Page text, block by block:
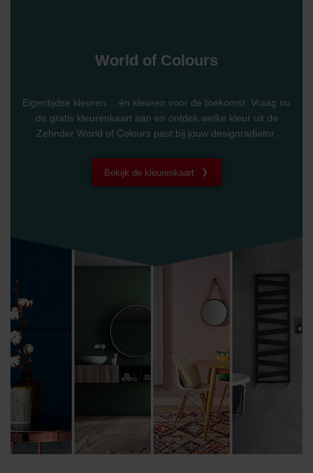
World of Colours
Eigentijdse kleuren… én kleuren voor de toekomst. Vraag nu
de gratis kleurenkaart aan en ontdek welke kleur uit de
Zehnder World of Colours past bij jouw designradiator.
Bekijk de kleurenkaart